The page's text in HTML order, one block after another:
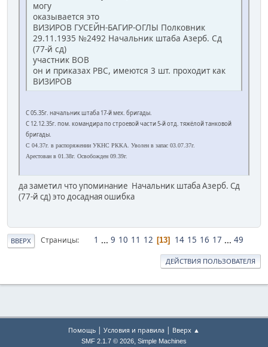
могу
оказывается это
ВИЗИРОВ ГУСЕЙН-БАГИР-ОГЛЫ Полковник
29.11.1935 №2492 Начальник штаба Азерб. Сд
(77-й сд)
участник ВОВ
он и приказах РВС, имеются 3 шт. проходит как
ВИЗИРОВ
С 05.35г. начальник штаба 17-й мех. бригады.
С 12.12.35г. пом. командира по строевой части 5-й отд. тяжёлой танковой
бригады.
С 04.37г. в распоряжении УКНС РККА. Уволен в запас 03.07.37г.
Арестован в 01.38г. Освобожден 09.39г.
да заметил что упоминание Начальник штаба Азерб. Сд
(77-й сд) это досадная ошибка
ВВЕРХ Страницы 1 ... 9 10 11 12 13 14 15 16 17 ... 49
ДЕЙСТВИЯ ПОЛЬЗОВАТЕЛЯ
Помощь | Условия и правила | Вверх ▲
SMF 2.1.7 © 2026, Simple Machines